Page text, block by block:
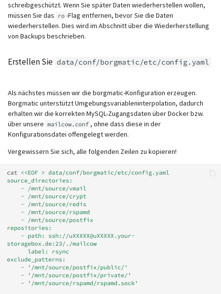
schreibgeschützt. Wenn Sie später Daten wiederherstellen wollen,
müssen Sie das ro -Flag entfernen, bevor Sie die Daten
wiederherstellen. Dies wird im Abschnitt über die Wiederherstellung
von Backups beschrieben.
Erstellen Sie data/conf/borgmatic/etc/config.yaml
Als nächstes müssen wir die borgmatic-Konfiguration erzeugen.
Borgmatic unterstützt Umgebungsvariableninterpolation, dadurch
erhalten wir die korrekten MySQL-Zugangsdaten über Docker bzw.
über unsere mailcow.conf , ohne dass diese in der
Konfigurationsdatei offengelegt werden.
Vergewissern Sie sich, alle folgenden Zeilen zu kopieren!
cat <<EOF > data/conf/borgmatic/etc/config.yaml
source_directories:
    - /mnt/source/vmail
    - /mnt/source/crypt
    - /mnt/source/redis
    - /mnt/source/rspamd
    - /mnt/source/postfix
repositories:
storagebox.de:23/./mailcow
      label: rsync
exclude_patterns:
    - '/mnt/source/postfix/public/'
    - '/mnt/source/postfix/private/'
    - '/mnt/source/rspamd/rspamd.sock'